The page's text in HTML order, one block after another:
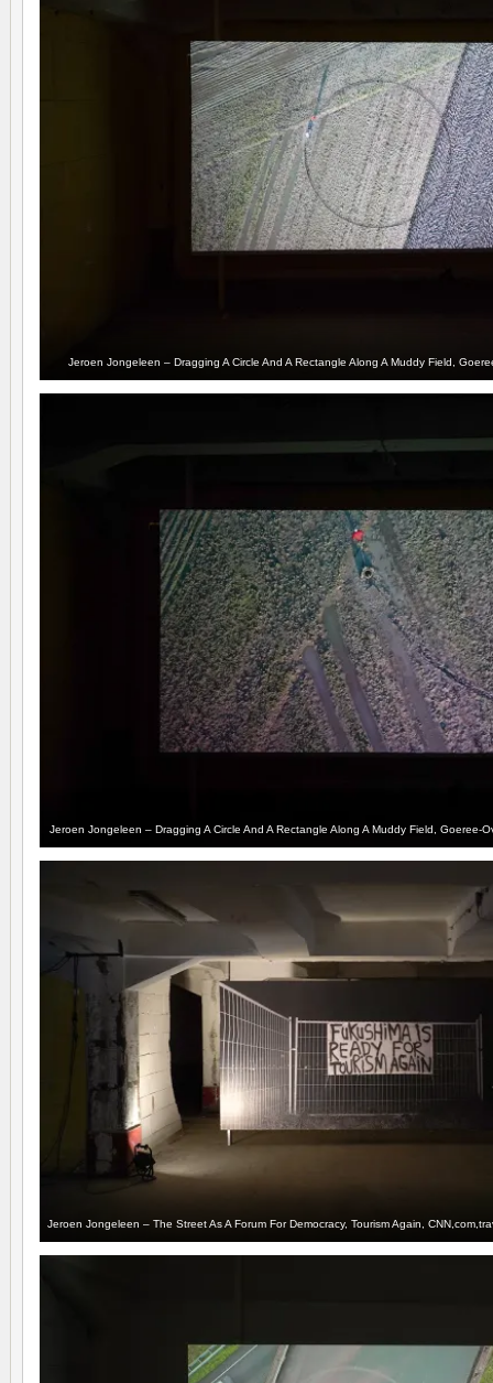
Jeroen Jongeleen – Dragging A Circle And A Rectangle Along A Muddy Field,
Jeroen Jongeleen – Dragging A Circle And A Rectangle Along A Muddy Field, Goeree-
Jeroen Jongeleen – The Street As A Forum For Democracy, Tourism Again,